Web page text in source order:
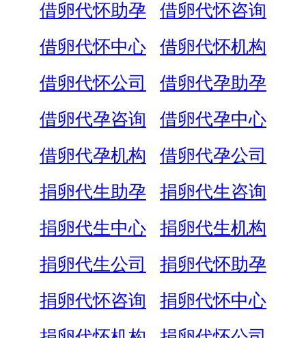
借卵代怀助孕
借卵代怀咨询
借卵代怀中心
借卵代怀机构
借卵代怀公司
借卵代孕助孕
借卵代孕咨询
借卵代孕中心
借卵代孕机构
借卵代孕公司
捐卵代生助孕
捐卵代生咨询
捐卵代生中心
捐卵代生机构
捐卵代生公司
捐卵代怀助孕
捐卵代怀咨询
捐卵代怀中心